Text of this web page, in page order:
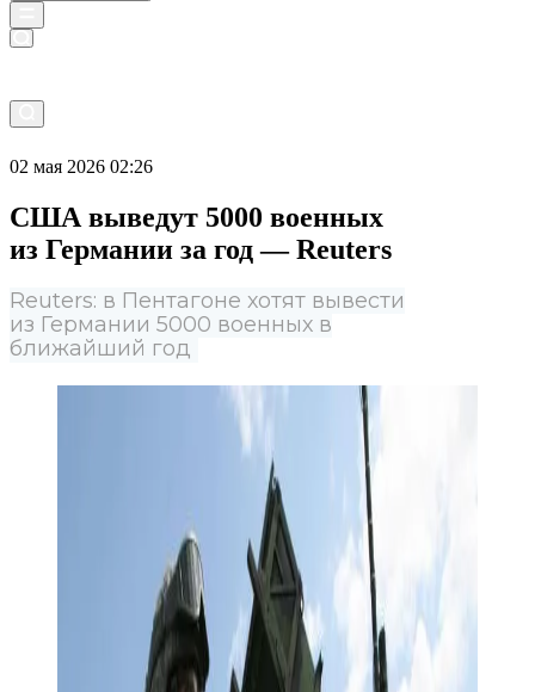
02 мая 2026 02:26
США выведут 5000 военных
из Германии за год — Reuters
Reuters: в Пентагоне хотят вывести
из Германии 5000 военных в
ближайший год